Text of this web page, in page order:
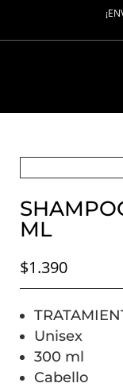
ML
$1.390
Unisex
300 ml
Cabello